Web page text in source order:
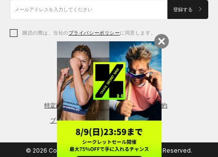
アクセサリー
アクセサリー
シューズ
アクセサリー
レギンス＆タイツ
シューズ
登録する
購読の際は、当社のプライバシーポリシーに同意します。
特定商取引法に基づく通販の表記 会員規約
プライバシーポリシー
© 2026 Copyright DOME Corporation. All Rights Reserved.